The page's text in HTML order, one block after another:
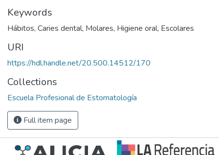
Keywords
Hábitos, Caries dental, Molares, Higiene oral, Escolares
URI
https://hdl.handle.net/20.500.14512/170
Collections
Escuela Profesional de Estomatología
Full item page